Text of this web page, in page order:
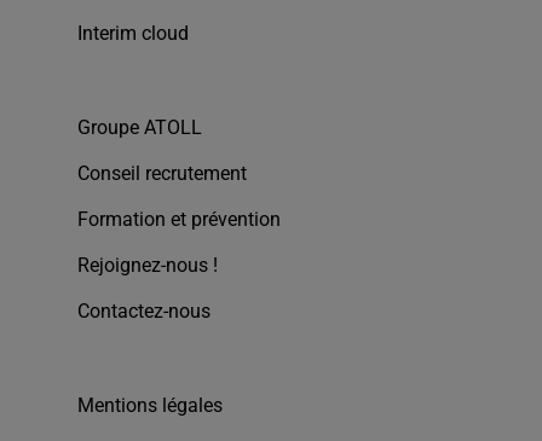
Interim cloud
Groupe ATOLL
Conseil recrutement
Formation et prévention
Rejoignez-nous !
Contactez-nous
Mentions légales